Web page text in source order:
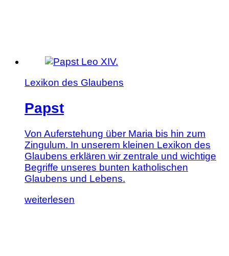
Lexikon des Glaubens
Papst
Von Auferstehung über Maria bis hin zum
Zingulum. In unserem kleinen Lexikon des
Glaubens erklären wir zentrale und wichtige
Begriffe unseres bunten katholischen
Glaubens und Lebens.
Lesen
weiterlesen